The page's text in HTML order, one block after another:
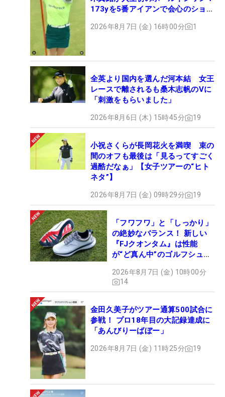
173yを5番アイアンで会心のショッ
2026年8月7日 (金) 16時00分 1
全英より国内を選んだ河本結 女王
レースで離されるも桑木志帆のVに
「刺激をもらいました」
2026年8月6日 (木) 15時45分 19
小祝さくらが長岡花火を満喫 束の
間のオフも最後は「見るってすごく
過酷だなぁ」【女子ツアーの“ヒト
ネタ”】
2026年8月7日 (金) 09時29分 19
「フワフワ」と「しっかり」
の絶妙なバランス！ 新しい
『FJクオンタム』は性能
が“ど真ん中”のゴルフシュー
2026年8月7日 (金) 10時00分
14
金田久美子がツアー通算500試合に
参戦！ プロ18年目の大記録達成に
「あんびりーばぼー」
2026年8月7日 (金) 11時25分 19